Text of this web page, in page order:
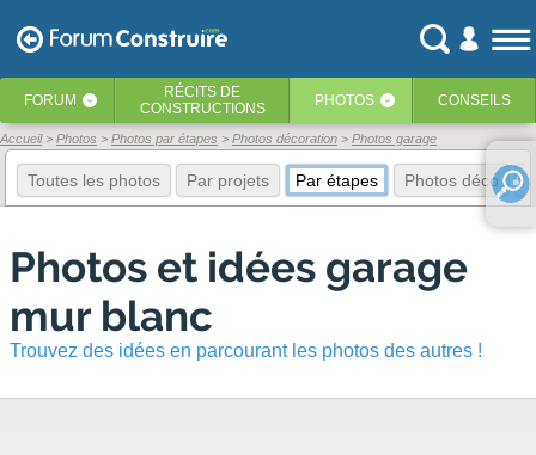
FORUM ‹ RÉCITS DE
CONSTRUCTIONS
PHOTOS ‹ CONSEILS
Accueil Photos Photos par étapes Photos décoration Photos garage
Toutes les photos Par projets Par étapes Photos déco
Photos et idées garage
mur blanc
Trouvez des idées en parcourant les photos des autres !